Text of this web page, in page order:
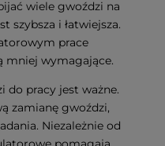
wiele gwoździ na
szybsza i łatwiejsza.
prace
mniej wymagające.
do pracy jest ważne.
zamianę gwoździ,
Niezależnie od